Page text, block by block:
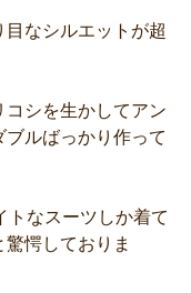
なシルエットが超
シを生かしてアン
ルばっかり作って
トなスーツしか着て
愕しておりま